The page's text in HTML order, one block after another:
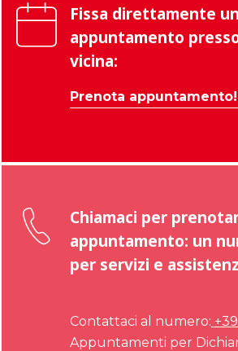
Fissa direttamente un
appuntamento
vicina:
Prenota appuntamento!
Chiamaci per
appuntamento: un
per servizi e
Contattaci al numero:
Appuntamenti per